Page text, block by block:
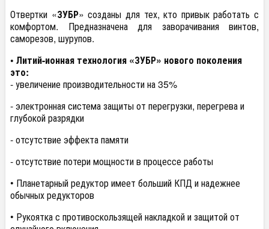
Отвертки «ЗУБР» созданы для тех, кто привык работать с
комфортом. Предназначена для заворачивания винтов,
саморезов, шурупов.
• Литий-ионная технология «ЗУБР» нового поколения
это:
- увеличение производительности на 35%
- электронная система защиты от перегрузки, перегрева и
глубокой разрядки
- отсутствие эффекта памяти
- отсутствие потери мощности в процессе работы
• Планетарный редуктор имеет больший КПД и надежнее
обычных редукторов
• Рукоятка с противоскользящей накладкой и защитой от